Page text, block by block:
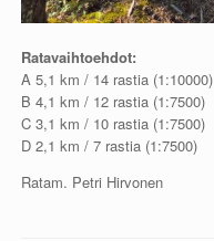
Ratavaihtoehdot:
A 5,1 km / 14 rastia (1:10000)
B 4,1 km / 12 rastia (1:7500)
C 3,1 km / 10 rastia (1:7500)
D 2,1 km / 7 rastia (1:7500)
Ratam. Petri Hirvonen